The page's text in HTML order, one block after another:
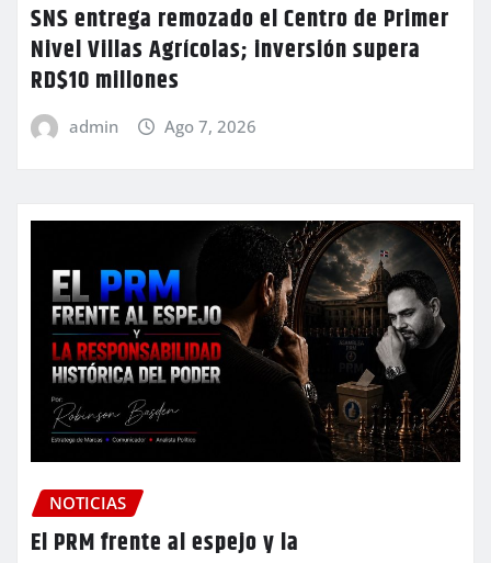
SNS entrega remozado el Centro de Primer
Nivel Villas Agrícolas; inversión supera
RD$10 millones
admin Ago 7, 2026
NOTICIAS
El PRM frente al espejo y la